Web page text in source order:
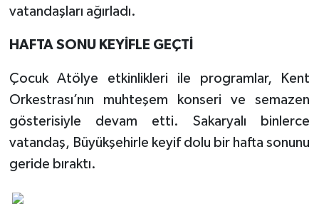
vatandaşları ağırladı.
HAFTA SONU KEYİFLE GEÇTİ
Çocuk Atölye etkinlikleri ile programlar, Kent
Orkestrası’nın muhteşem konseri ve semazen
gösterisiyle devam etti. Sakaryalı binlerce
vatandaş, Büyükşehirle keyif dolu bir hafta sonunu
geride bıraktı.